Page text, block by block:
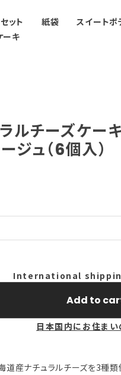
セット 紙袋
スイートポ
ーキ
ルチーズケー
ジュ（6個入）
International
Add to
日本国内にお住まい
道産ナチュラルチーズを3種類